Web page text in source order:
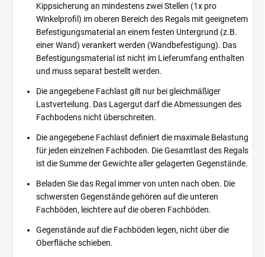
Kippsicherung an mindestens zwei Stellen (1x pro
Winkelprofil) im oberen Bereich des Regals mit geeignetem
Befestigungsmaterial an einem festen Untergrund (z.B.
einer Wand) verankert werden (Wandbefestigung). Das
Befestigungsmaterial ist nicht im Lieferumfang enthalten
und muss separat bestellt werden.
Die angegebene Fachlast gilt nur bei gleichmäßiger
Lastverteilung. Das Lagergut darf die Abmessungen des
Fachbodens nicht überschreiten.
Die angegebene Fachlast definiert die maximale Belastung
für jeden einzelnen Fachboden. Die Gesamtlast des Regals
ist die Summe der Gewichte aller gelagerten Gegenstände.
Beladen Sie das Regal immer von unten nach oben. Die
schwersten Gegenstände gehören auf die unteren
Fachböden, leichtere auf die oberen Fachböden.
Gegenstände auf die Fachböden legen, nicht über die
Oberfläche schieben.